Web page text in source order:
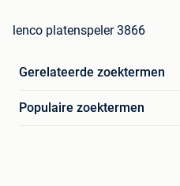
lenco platenspeler 3866
Gerelateerde zoektermen
Populaire zoektermen